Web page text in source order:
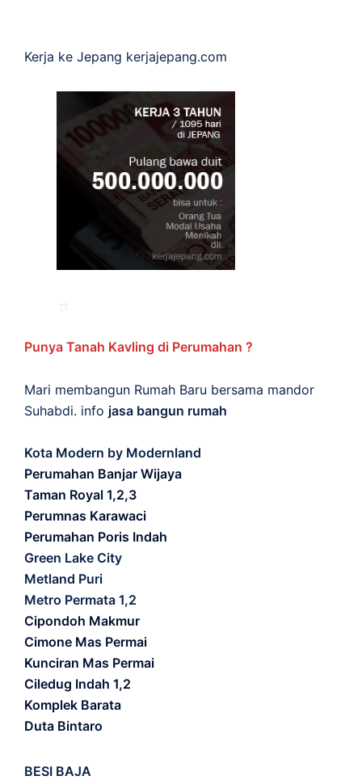
Kerja ke Jepang kerjajepang.com
Punya Tanah Kavling di Perumahan ?
Mari membangun Rumah Baru bersama mandor
Suhabdi. info jasa bangun rumah
Kota Modern by Modernland
Perumahan Banjar Wijaya
Taman Royal 1,2,3
Perumnas Karawaci
Perumahan Poris Indah
Green Lake City
Metland Puri
Metro Permata 1,2
Cipondoh Makmur
Cimone Mas Permai
Kunciran Mas Permai
Ciledug Indah 1,2
Komplek Barata
Duta Bintaro
BESI BAJA